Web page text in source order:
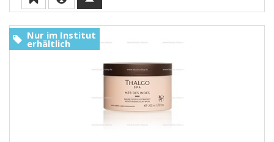
Nur im Institut
erhältlich